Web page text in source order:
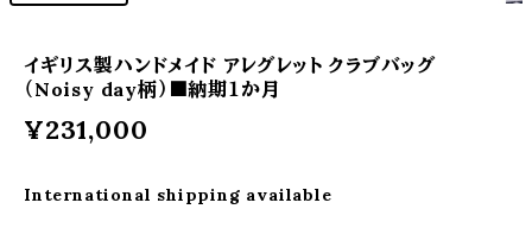
イギリス製ハンドメイド アレグレット クラブバッグ
（Noisy day柄）■納期１か月
¥231,000
International shipping available